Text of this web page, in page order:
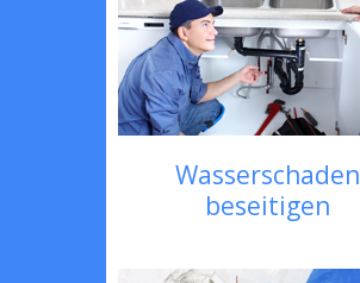
Wasserschaden
beseitigen